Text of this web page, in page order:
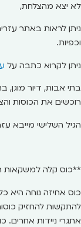
לא יצא מהצלחת,
ניתן לראות באתר
וכפיות.
ניתן לקרוא כתבה על
בתי אבות, דיור מוגן,
רוכשים את הכוסות
הגיל השלישי מייבא
**כוס קלה למשקאות
כוס אחיזה נוחה היא
להתקשות להחזיק
אתגרי ניידות אחרים.